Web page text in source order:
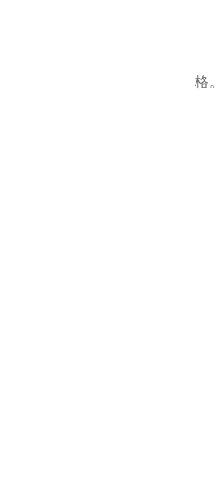
格。